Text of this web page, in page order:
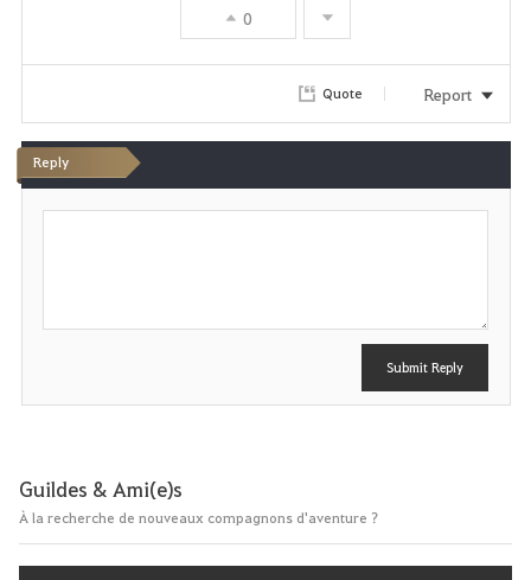
0
Quote Report
Reply
P
Submit Reply
Guildes & Ami(e)s
À la recherche de nouveaux compagnons d'aventure ?